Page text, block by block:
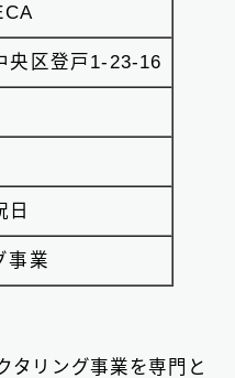
央区登戸1-23-16
日
事業
タリング事業を専門と